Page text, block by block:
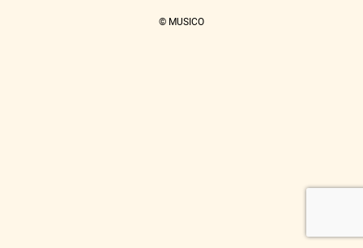
© MUSICO